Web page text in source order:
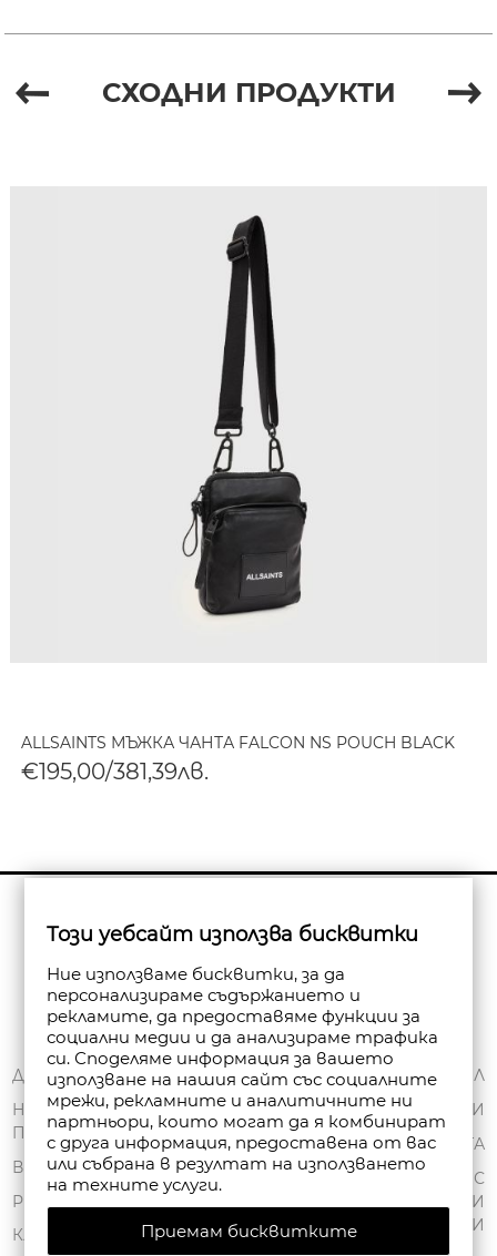
СХОДНИ ПРОДУКТИ
ALLSAINTS МЪЖКА ЧАНТА FALCON NS POUCH BLACK
€195,00/381,39лв.
Абониране
ДОСТАВКА
НАЧИНИ НА
ПЛАЩАНЕ
ВРЪЩАНЕ
РЕКЛАМАЦИИ
КАРТА НА САЙТА
ЗА НАС
ОБЩИ УСЛОВИЯ
ПОЛИТИКА ЗА
ПОВЕРИТЕЛНОСТ
FAN POINT CLUB
МАГАЗИНИ
МОЯТ ПРОФИЛ
ПОРЪЧКИ
ЧАНТА
СПИСЪК С
ЖЕЛАНИ
ПРОДУКТИ
Този уебсайт използва бисквитки
Ние използваме бисквитки, за да
персонализираме съдържанието и
рекламите, да предоставяме функции за
социални медии и да анализираме трафика
си. Споделяме информация за вашето
използване на нашия сайт със социалните
мрежи, рекламните и аналитичните ни
партньори, които могат да я комбинират
с друга информация, предоставена от вас
или събрана в резултат на използването
на техните услуги.
Приемам бисквитките